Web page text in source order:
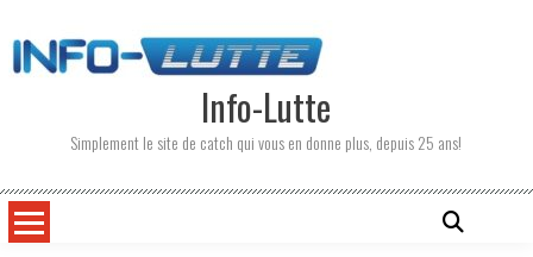
to
content
Info-Lutte
Simplement le site de catch qui vous en donne plus, depuis 25 ans!